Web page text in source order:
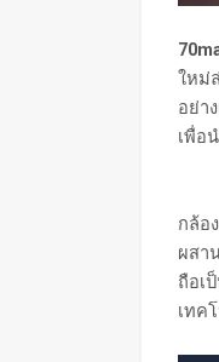
ใหม่
อย่า
เพื่อ
กล้อ
ผสา
ถือเ
เทค